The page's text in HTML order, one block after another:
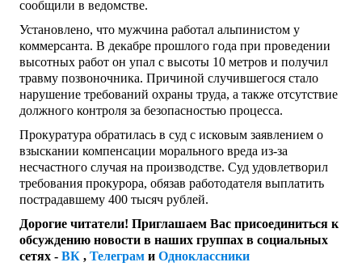
сообщили в ведомстве.
Установлено, что мужчина работал альпинистом у
коммерсанта. В декабре прошлого года при проведении
высотных работ он упал с высоты 10 метров и получил
травму позвоночника. Причиной случившегося стало
нарушение требований охраны труда, а также отсутствие
должного контроля за безопасностью процесса.
Прокуратура обратилась в суд с исковым заявлением о
взыскании компенсации морального вреда из-за
несчастного случая на производстве. Суд удовлетворил
требования прокурора, обязав работодателя выплатить
пострадавшему 400 тысяч рублей.
Дорогие читатели! Приглашаем Вас присоединиться к
обсуждению новости в наших группах в социальных
сетях - ВК , Телеграм и Одноклассники